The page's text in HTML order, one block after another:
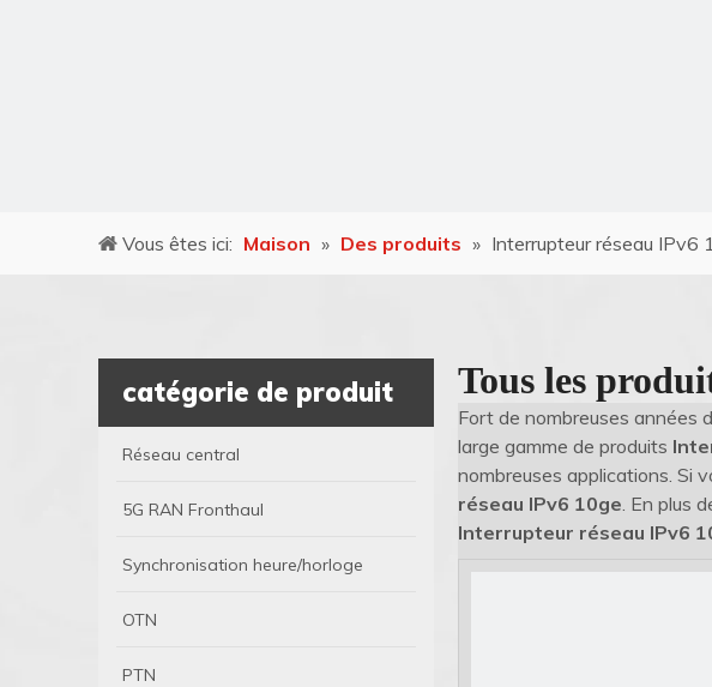
Vous êtes ici: Maison » Des produits » Interrupteur réseau IPv6
catégorie de produit
Réseau central
5G RAN Fronthaul
Synchronisation heure/horloge
OTN
PTN
Tous les
Fort de nombreuses années
large gamme de produits
nombreuses applications. Si
réseau IPv6 10ge. En plus
Interrupteur réseau IPv6